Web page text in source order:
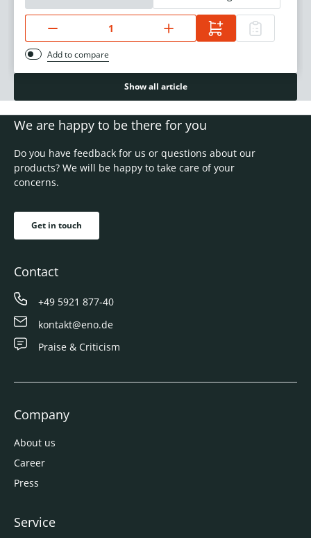
Add to compare
Show all article
We are happy to be there for you
Do you have feedback for us or questions about our
products? We will be happy to take care of your
concerns.
Get in touch
Contact
+49 5921 877-40
kontakt@eno.de
Praise & Criticism
Company
About us
Career
Press
Service